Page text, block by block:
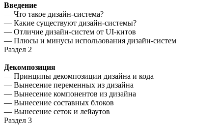
Введение
— Что такое дизайн-система?
— Какие существуют дизайн-системы?
— Отличие дизайн-систем от UI-китов
— Плюсы и минусы использования дизайн-систем
Раздел 2
Декомпозиция
— Принципы декомпозиции дизайна и кода
— Вынесение переменных из дизайна
— Вынесение компонентов из дизайна
— Вынесение составных блоков
— Вынесение сеток и лейаутов
Раздел 3